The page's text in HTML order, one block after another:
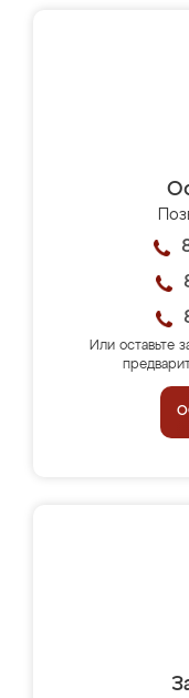
Или оставьте